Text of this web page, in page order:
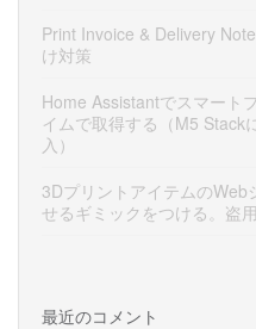
Print Invoice & Delivery
け対策
Home Assistantでスマート
イムで取得する（M5 Stack
入）
3DプリントアイテムのWeb
せるギミックをつける。盗
最近のコメント